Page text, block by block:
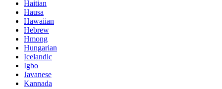
Haitian
Hausa
Hawaiian
Hebrew
Hmong
Hungarian
Icelandic
Igbo
Javanese
Kannada